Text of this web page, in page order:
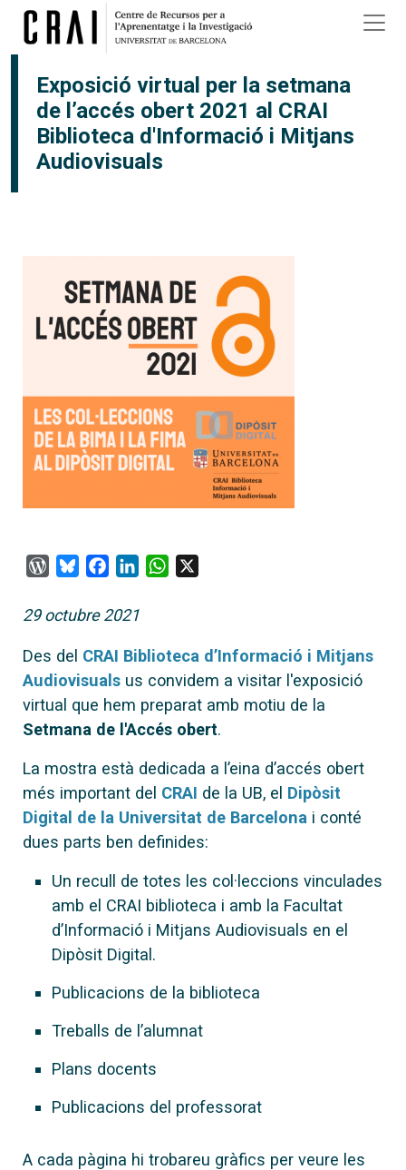
Vés al contingut
Exposició virtual per la setmana
de l’accés obert 2021 al CRAI
Biblioteca d'Informació i Mitjans
Audiovisuals
WordPress
BlueskyFacebook
LinkedInWhatsApp
29 octubre 2021
Des del CRAI Biblioteca d’Informació i Mitjans
Audiovisuals us convidem a visitar l'exposició
virtual que hem preparat amb motiu de la
Setmana de l'Accés obert.
La mostra està dedicada a l’eina d’accés obert
més important del CRAI de la UB, el Dipòsit
Digital de la Universitat de Barcelona i conté
dues parts ben definides:
Un recull de totes les col·leccions vinculades
amb el CRAI biblioteca i amb la Facultat
d’Informació i Mitjans Audiovisuals en el
Dipòsit Digital.
Publicacions de la biblioteca
Treballs de l’alumnat
Plans docents
Publicacions del professorat
A cada pàgina hi trobareu gràfics per veure les